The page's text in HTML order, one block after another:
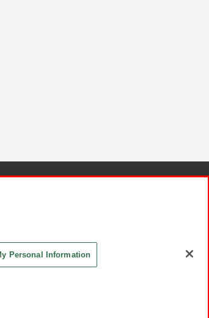
Personal Information